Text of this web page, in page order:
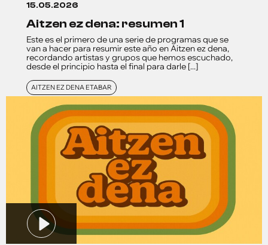
15.05.2026
aitzen ez dena: resumen 1
Este es el primero de una serie de programas que se
van a hacer para resumir este año en Aitzen ez dena,
recordando artistas y grupos que hemos escuchado,
desde el principio hasta el final para darle [...]
AITZEN EZ DENA ETABAR